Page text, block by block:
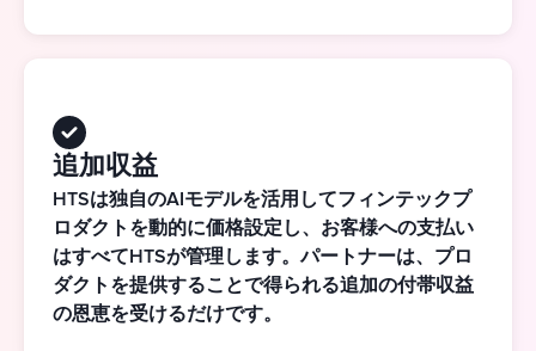
追加収益
HTSは独自のAIモデルを活用してフィンテックプ
ロダクトを動的に価格設定し、お客様への支払い
はすべてHTSが管理します。パートナーは、プロ
ダクトを提供することで得られる追加の付帯収益
の恩恵を受けるだけです。